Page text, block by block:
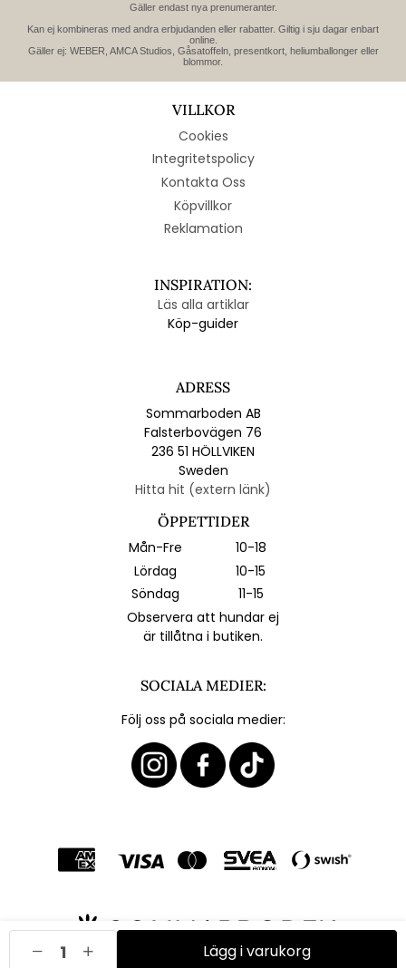
Lägg i varukorg
Gäller endast nya prenumeranter.
Kan ej kombineras med andra erbjudanden eller rabatter. Giltig i sju dagar enbart
online.
Gäller ej: WEBER, AMCA Studios, Gåsatoffeln, presentkort, heliumballonger eller
blommor.
VILLKOR
Cookies
Integritetspolicy
Kontakta Oss
Köpvillkor
Reklamation
INSPIRATION:
Läs alla artiklar
Köp-guider
ADRESS
Sommarboden AB
Falsterbovägen 76
236 51 HÖLLVIKEN
Sweden
Hitta hit (extern länk)
ÖPPETTIDER
Mån-Fre
10-18
Lördag
10-15
Söndag
11-15
Observera att hundar ej
är tillåtna i butiken.
SOCIALA MEDIER:
Följ oss på sociala medier: